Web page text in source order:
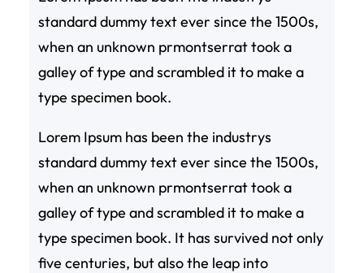
standard dummy text ever since the 1500s,
when an unknown prmontserrat took a
galley of type and scrambled it to make a
type specimen book.
Lorem Ipsum has been the industrys
standard dummy text ever since the 1500s,
when an unknown prmontserrat took a
galley of type and scrambled it to make a
type specimen book. It has survived not only
five centuries, but also the leap into